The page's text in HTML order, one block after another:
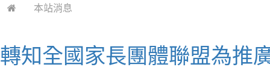
本站消息
轉知全國家長團體聯盟為推